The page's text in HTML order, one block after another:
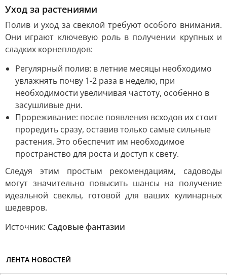
Уход за растениями
Полив и уход за свеклой требуют особого внимания.
Они играют ключевую роль в получении крупных и
сладких корнеплодов:
Регулярный полив: в летние месяцы необходимо
увлажнять почву 1-2 раза в неделю, при
необходимости увеличивая частоту, особенно в
засушливые дни.
Прореживание: после появления всходов их стоит
проредить сразу, оставив только самые сильные
растения. Это обеспечит им необходимое
пространство для роста и доступ к свету.
Следуя этим простым рекомендациям, садоводы
могут значительно повысить шансы на получение
идеальной свеклы, готовой для ваших кулинарных
шедевров.
Источник: Садовые фантазии
ЛЕНТА НОВОСТЕЙ